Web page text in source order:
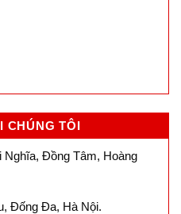
CHÚNG TÔI
Nghĩa, Đồng Tâm, Hoàng
Đống Đa, Hà Nội.